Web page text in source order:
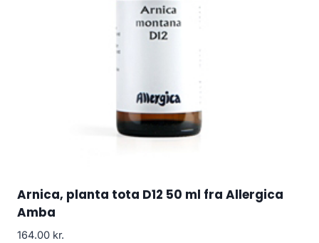
Arnica, planta tota D12 50 ml fra Allergica
Amba
164.00 kr.